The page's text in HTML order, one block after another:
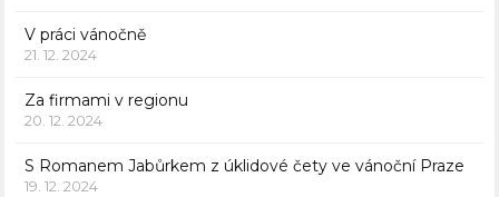
V práci vánočně
21. 12. 2024
Za firmami v regionu
20. 12. 2024
S Romanem Jabůrkem z úklidové čety ve vánoční Praze
19. 12. 2024